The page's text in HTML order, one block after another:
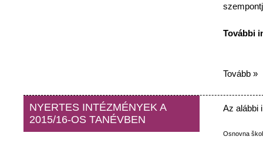
További
Tovább »
NYERTES INTÉZMÉNYEK A
2015/16-OS TANÉVBEN
Az alábbi
Osnovna